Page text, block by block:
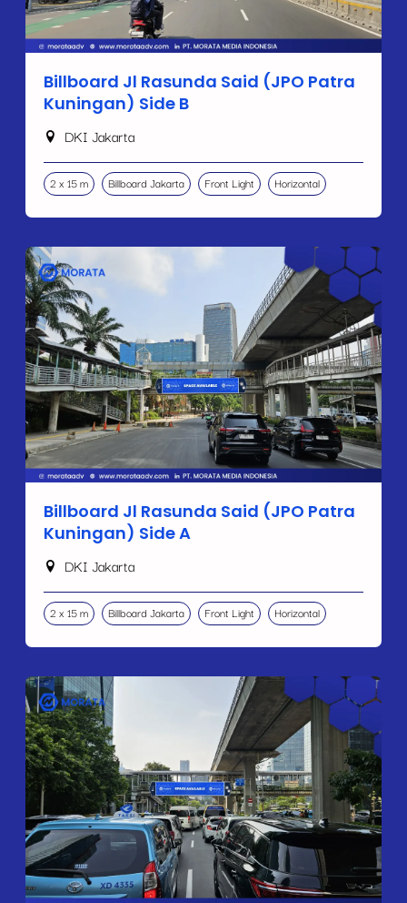
Billboard Jl Rasunda Said (JPO Patra
Kuningan) Side B
DKI Jakarta
2 x 15 m Billboard Jakarta Front Light Horizontal
Billboard Jl Rasunda Said (JPO Patra
Kuningan) Side A
DKI Jakarta
2 x 15 m Billboard Jakarta Front Light Horizontal